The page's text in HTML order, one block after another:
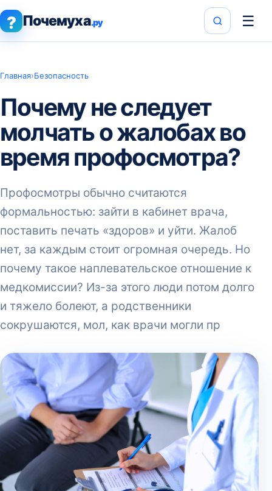
? Почемуха.ру ☰
Главная›Безопасность
Почему не следует
молчать о жалобах во
время профосмотра?
Профосмотры обычно считаются
формальностью: зайти в кабинет врача,
поставить печать «здоров» и уйти. Жалоб
нет, за каждым стоит огромная очередь. Но
почему такое наплевательское отношение к
медкомиссии? Из-за этого люди потом долго
и тяжело болеют, а родственники
сокрушаются, мол, как врачи могли пр